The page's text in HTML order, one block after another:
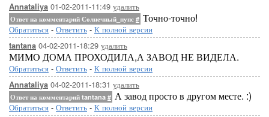
Annataliya 01-02-2011-11:49 удалить
Ответ на комментарий Солнечный_пупс # Точно-точно!
Обратиться - Ответить - К полной версии
tantana 04-02-2011-18:29 удалить
МИМО ДОМА ПРОХОДИЛА,А ЗАВОД НЕ ВИДЕЛА.
Обратиться - Ответить - К полной версии
Annataliya 04-02-2011-18:31 удалить
Ответ на комментарий tantana # А завод просто в другом месте. :)
Обратиться - Ответить - К полной версии